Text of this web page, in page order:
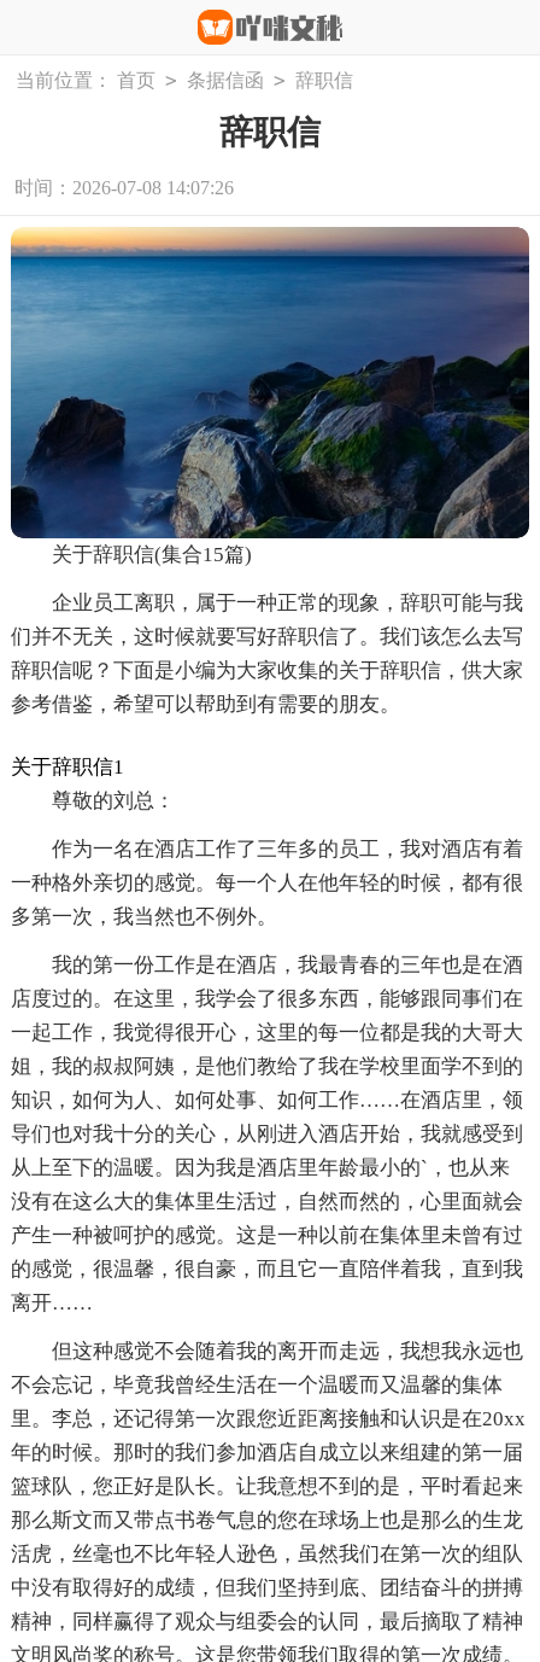
当前位置： 首页 > 条据信函 > 辞职信
辞职信
时间：2026-07-08 14:07:26
关于辞职信(集合15篇)
企业员工离职，属于一种正常的现象，辞职可能与我
们并不无关，这时候就要写好辞职信了。我们该怎么去写
辞职信呢？下面是小编为大家收集的关于辞职信，供大家
参考借鉴，希望可以帮助到有需要的朋友。
关于辞职信1
尊敬的刘总：
作为一名在酒店工作了三年多的员工，我对酒店有着
一种格外亲切的感觉。每一个人在他年轻的时候，都有很
多第一次，我当然也不例外。
我的第一份工作是在酒店，我最青春的三年也是在酒
店度过的。在这里，我学会了很多东西，能够跟同事们在
一起工作，我觉得很开心，这里的每一位都是我的大哥大
姐，我的叔叔阿姨，是他们教给了我在学校里面学不到的
知识，如何为人、如何处事、如何工作……在酒店里，领
导们也对我十分的关心，从刚进入酒店开始，我就感受到
从上至下的温暖。因为我是酒店里年龄最小的`，也从来
没有在这么大的集体里生活过，自然而然的，心里面就会
产生一种被呵护的感觉。这是一种以前在集体里未曾有过
的感觉，很温馨，很自豪，而且它一直陪伴着我，直到我
离开……
但这种感觉不会随着我的离开而走远，我想我永远也
不会忘记，毕竟我曾经生活在一个温暖而又温馨的集体
里。李总，还记得第一次跟您近距离接触和认识是在20xx
年的时候。那时的我们参加酒店自成立以来组建的第一届
篮球队，您正好是队长。让我意想不到的是，平时看起来
那么斯文而又带点书卷气息的您在球场上也是那么的生龙
活虎，丝毫也不比年轻人逊色，虽然我们在第一次的组队
中没有取得好的成绩，但我们坚持到底、团结奋斗的拼搏
精神，同样赢得了观众与组委会的认同，最后摘取了精神
文明风尚奖的称号。这是您带领我们取得的第一次成绩。